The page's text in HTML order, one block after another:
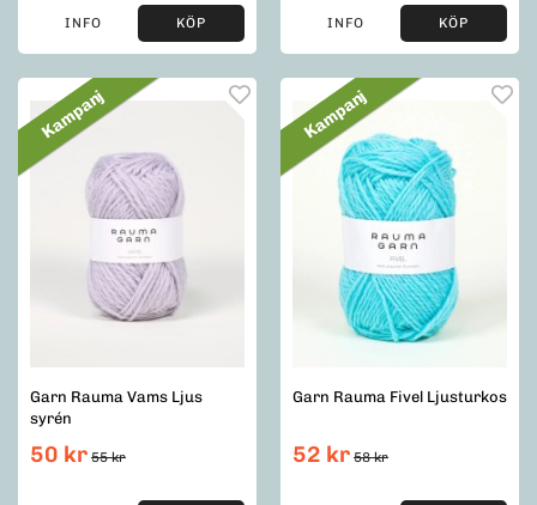
INFO KÖP INFO KÖP
Kampanj
Garn Rauma Vams Ljus
syrén
50 kr 55 kr
Kampanj
Garn Rauma Fivel Ljusturkos
52 kr 58 kr